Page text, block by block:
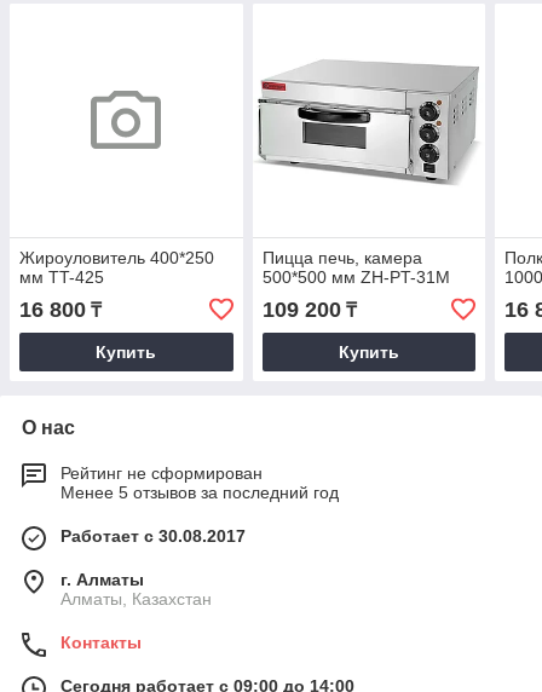
Жироуловитель 400*250
мм TT-425
16 800 ₸
Купить
Пицца печь, камера
500*500 мм ZH-PT-31M
109 200₸
Купить
16
О нас
Рейтинг не сформирован
Менее 5 отзывов за последний год
Работает с 30.08.2017
г. Алматы
Алматы, Казахстан
Контакты
Сегодня работает с 09:00 до 14:00